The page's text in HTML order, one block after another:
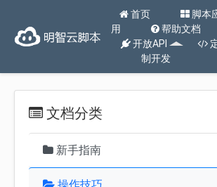
首页
脚本
用
帮助文档
开放API
制开发
文档分类
新手指南